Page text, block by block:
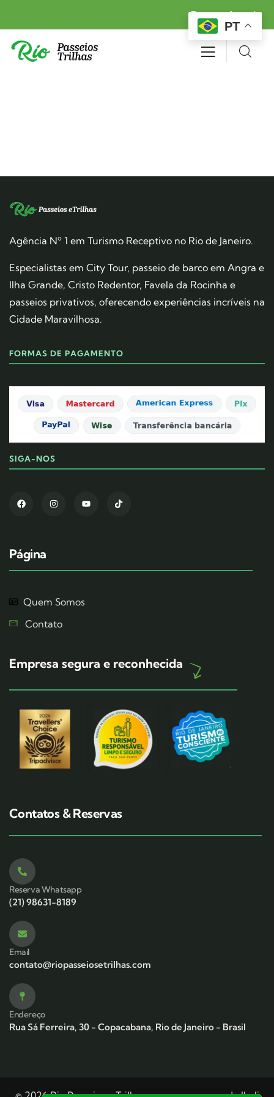
Reserva Agora!
Agência Nº 1 em Turismo Receptivo no Rio de Janeiro.
Especialistas em City Tour, passeio de barco em Angra e
Ilha Grande, Cristo Redentor, Favela da Rocinha e
passeios privativos, oferecendo experiências incríveis na
Cidade Maravilhosa.
FORMAS DE PAGAMENTO
SIGA-NOS
Página
Quem Somos
Contato
Empresa segura e reconhecida
Contatos & Reservas
Reserva Whatsapp
(21) 98631-8189
Email
contato@riopasseiosetrilhas.com
Endereço
Rua Sá Ferreira, 30 - Copacabana, Rio de Janeiro - Brasil
PT